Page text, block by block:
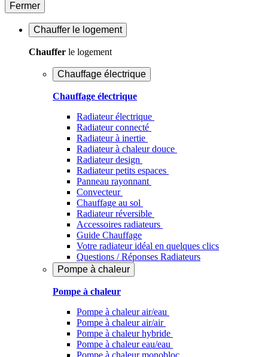
Fermer
Chauffer le logement
Chauffer le logement
Chauffage électrique
Chauffage électrique
Radiateur électrique
Radiateur connecté
Radiateur à inertie
Radiateur à chaleur douce
Radiateur design
Radiateur petits espaces
Panneau rayonnant
Convecteur
Chauffage au sol
Radiateur réversible
Accessoires radiateurs
Guide Chauffage
Votre radiateur idéal en quelques clics
Questions / Réponses Radiateurs
Pompe à chaleur
Pompe à chaleur
Pompe à chaleur air/eau
Pompe à chaleur air/air
Pompe à chaleur hybride
Pompe à chaleur​ eau/eau